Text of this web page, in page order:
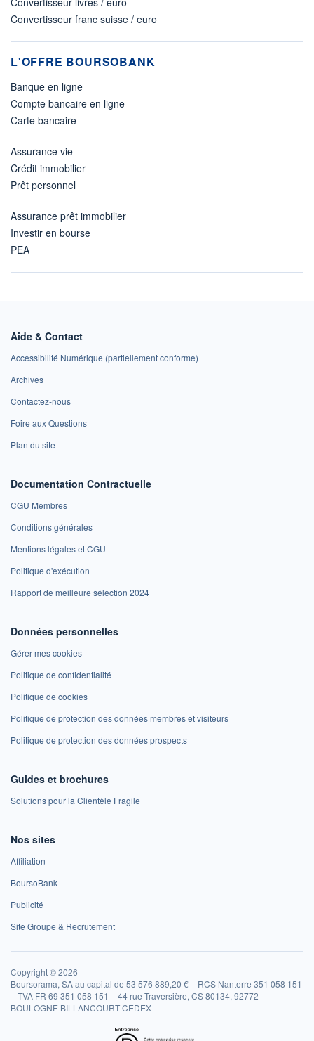
Convertisseur franc suisse / euro
L'OFFRE BOURSOBANK
Banque en ligne
Compte bancaire en ligne
Carte bancaire
Assurance vie
Crédit immobilier
Prêt personnel
Assurance prêt immobilier
Investir en bourse
PEA
Aide & Contact
Accessibilité Numérique (partiellement conforme)
Archives
Contactez-nous
Foire aux Questions
Plan du site
Documentation Contractuelle
CGU Membres
Conditions générales
Mentions légales et CGU
Politique d'exécution
Rapport de meilleure sélection 2024
Données personnelles
Gérer mes cookies
Politique de confidentialité
Politique de cookies
Politique de protection des données membres et visiteurs
Politique de protection des données prospects
Guides et brochures
Solutions pour la Clientèle Fragile
Nos sites
Affiliation
BoursoBank
Publicité
Site Groupe & Recrutement
Copyright © 2026
Boursorama, SA au capital de 53 576 889,20 € – RCS Nanterre 351 058 151
– TVA FR 69 351 058 151 – 44 rue Traversière, CS 80134, 92772
BOULOGNE BILLANCOURT CEDEX